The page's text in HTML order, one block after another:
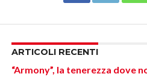
ARTICOLI RECENTI
“Armony”, la tenerezza dove